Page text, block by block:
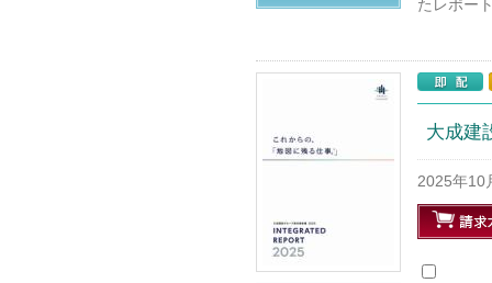
たレポー
大成建
2025年10